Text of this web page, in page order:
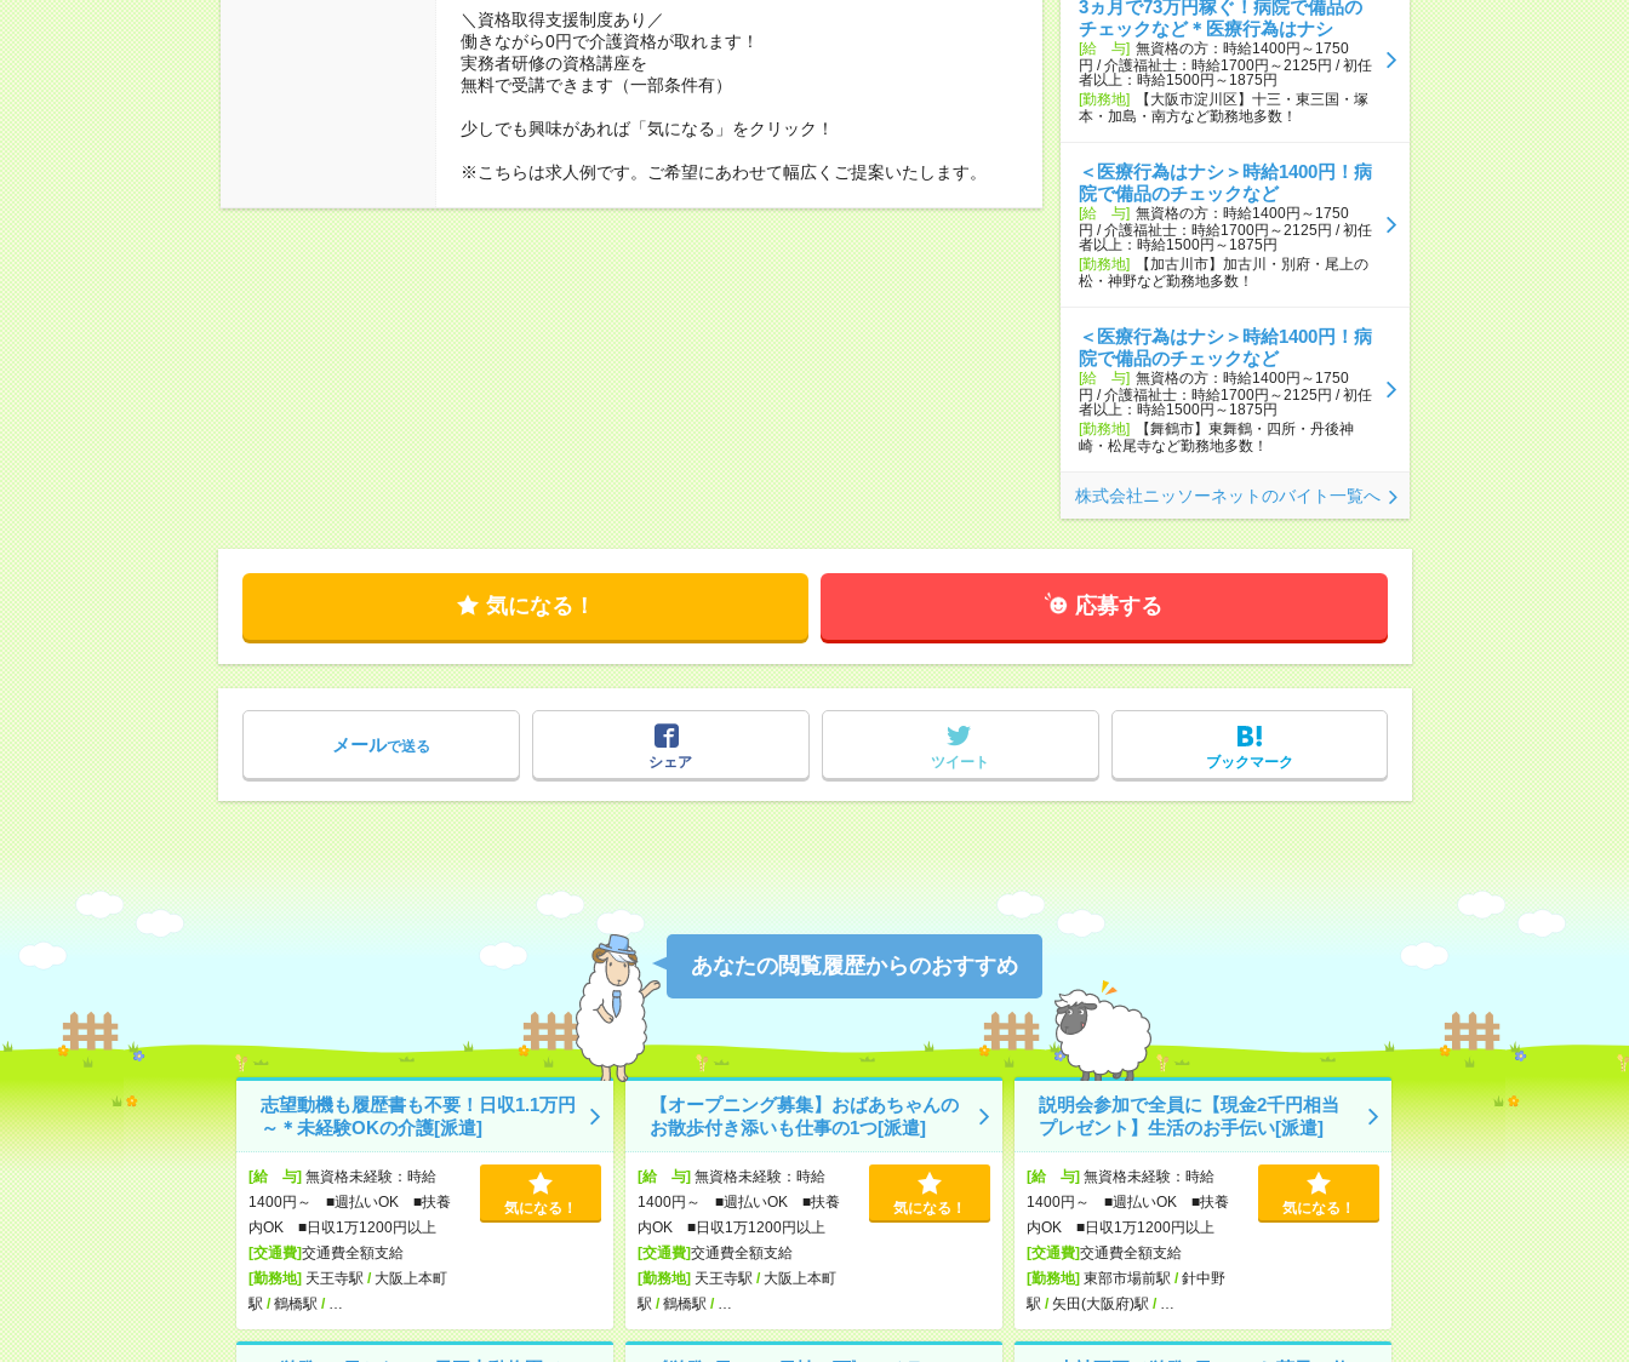
＼資格取得支援制度あり／
働きながら0円で介護資格が取れます！
実務者研修の資格講座を
無料で受講できます（一部条件有）
少しでも興味があれば「気になる」をクリック！
※こちらは求人例です。ご希望にあわせて幅広くご提案いたします。
3ヵ月で73万円稼ぐ！病院で備品の
チェックなど＊医療行為はナシ
[給 与] 無資格の方：時給1400円～1750
円 / 介護福祉士：時給1700円～2125円 / 初任
者以上：時給1500円～1875円
[勤務地]
【大阪市淀川区】十三・東三国・塚
本・加島・南方など勤務地多数！
＜医療行為はナシ＞時給1400円！病
院で備品のチェックなど
[給 与] 無資格の方：時給1400円～1750
円 / 介護福祉士：時給1700円～2125円 / 初任
者以上：時給1500円～1875円
[勤務地]
【加古川市】加古川・別府・尾上の
松・神野など勤務地多数！
＜医療行為はナシ＞時給1400円！病
院で備品のチェックなど
[給 与] 無資格の方：時給1400円～1750
円 / 介護福祉士：時給1700円～2125円 / 初任
者以上：時給1500円～1875円
[勤務地]
【舞鶴市】東舞鶴・四所・丹後神
崎・松尾寺など勤務地多数！
株式会社ニッソーネットのバイト一覧へ
気になる！ 応募する
メールで送る
シェア
ツイート ブックマーク
あなたの閲覧履歴からのおすすめ
志望動機も履歴書も不要！日収1.1万円
～＊未経験OKの介護[派遣]
[給 与]無資格未経験：時給
1400円～ ■週払いOK ■扶養
内OK ■日収1万1200円以上
[交通費]交通費全額支給
[勤務地]天王寺駅 / 大阪上本町
駅 /鶴橋駅 /
気になる！
【オープニング募集】おばあちゃんの
お散歩付き添いも仕事の1つ[派遣]
[給 与]無資格未経験：時給
1400円～ ■週払いOK ■扶養
内OK ■日収1万1200円以上
[交通費]交通費全額支給
[勤務地]天王寺駅 / 大阪上本町
駅 /鶴橋駅 /
気になる！
説明会参加で全員に【現金2千円相当
プレゼント】生活のお手伝い[派遣]
[給 与]無資格未経験：時給
1400円～ ■週払いOK ■扶養
内OK ■日収1万1200円以上
[交通費]交通費全額支給
[勤務地]東部市場前駅 /針中野
駅 /矢田(大阪府)駅 /
気になる！